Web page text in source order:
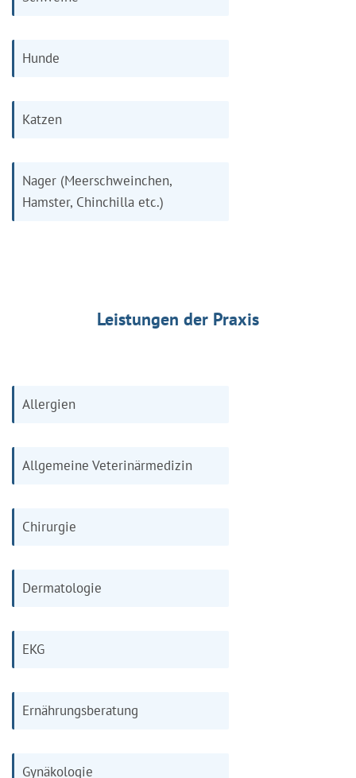
Hunde
Katzen
Nager (Meerschweinchen,
Hamster, Chinchilla etc.)
Leistungen der Praxis
Allergien
Allgemeine Veterinärmedizin
Chirurgie
Dermatologie
EKG
Ernährungsberatung
Gynäkologie